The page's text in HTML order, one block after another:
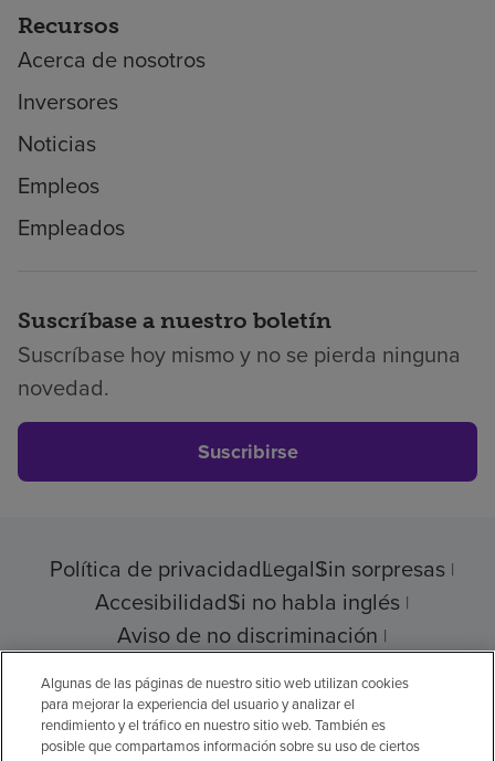
Recursos
Acerca de nosotros
Inversores
Noticias
Empleos
Empleados
Suscríbase a nuestro boletín
Suscríbase hoy mismo y no se pierda ninguna
novedad.
Suscribirse
Política de privacidadLegalSin sorpresas
AccesibilidadSi no habla inglés
Aviso de no discriminación
Algunas de las páginas de nuestro sitio web utilizan cookies
para mejorar la experiencia del usuario y analizar el
rendimiento y el tráfico en nuestro sitio web. También es
posible que compartamos información sobre su uso de ciertos